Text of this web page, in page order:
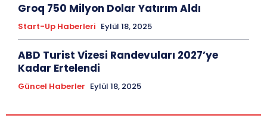
Groq 750 Milyon Dolar Yatırım Aldı
Start-Up Haberleri Eylül 18, 2025
ABD Turist Vizesi Randevuları 2027’ye
Kadar Ertelendi
Güncel Haberler Eylül 18, 2025